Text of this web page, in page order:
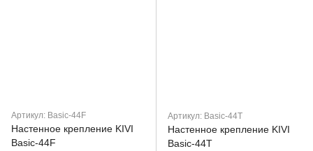
Артикул: Basic-44F
Настенное крепление KIVI
Basic-44F
Артикул: Basic-44T
Настенное крепление KIVI
Basic-44T